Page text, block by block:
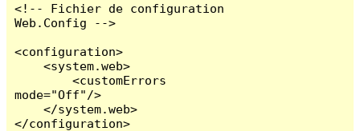
<!-- Fichier de configuration
Web.Config -->
<configuration>
    <system.web>
        <customErrors
mode="Off"/>
    </system.web>
</configuration>